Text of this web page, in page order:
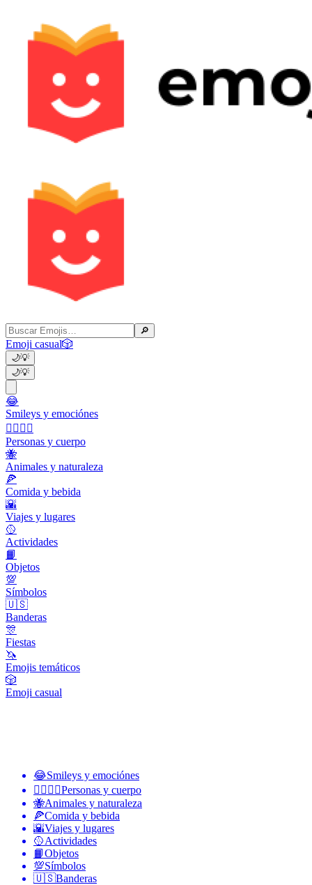
🔎
Emoji casual🎲
🌙💡
🌙💡
😂
Smileys y emociónes
👩‍❤️‍💋‍👨
Personas y cuerpo
🐝
Animales y naturaleza
🍕
Comida y bebida
🌇
Viajes y lugares
🥎
Actividades
📙
Objetos
💯
Símbolos
🇺🇸
Banderas
🎊
Fiestas
🦄
Emojis temáticos
🎲
Emoji casual
😂Smileys y emociónes
👩‍❤️‍💋‍👨Personas y cuerpo
🐝Animales y naturaleza
🍕Comida y bebida
🌇Viajes y lugares
🥎Actividades
📙Objetos
💯Símbolos
🇺🇸Banderas